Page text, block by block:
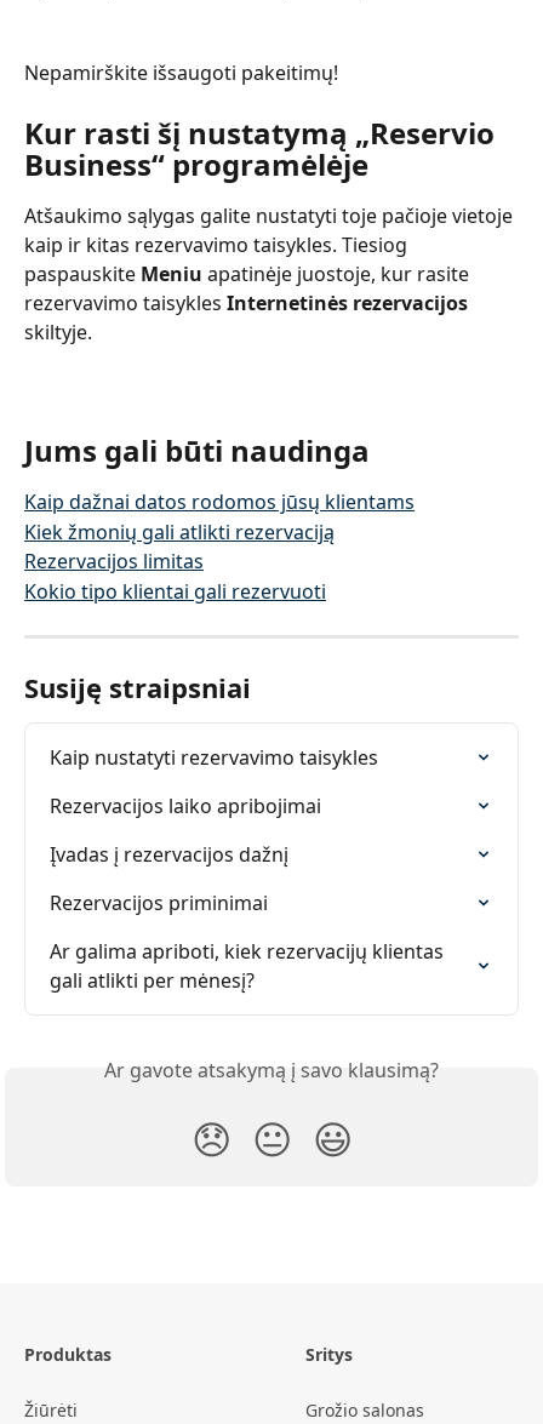
Nepamirškite išsaugoti pakeitimų!
Kur rasti šį nustatymą „Reservio
Business“ programėlėje
Atšaukimo sąlygas galite nustatyti toje pačioje vietoje
kaip ir kitas rezervavimo taisykles. Tiesiog
paspauskite Meniu apatinėje juostoje, kur rasite
rezervavimo taisykles Internetinės rezervacijos
skiltyje.
Jums gali būti naudinga
Kaip dažnai datos rodomos jūsų klientams
Kiek žmonių gali atlikti rezervaciją
Rezervacijos limitas
Kokio tipo klientai gali rezervuoti
Susiję straipsniai
Kaip nustatyti rezervavimo taisykles
Rezervacijos laiko apribojimai
Įvadas į rezervacijos dažnį
Rezervacijos priminimai
Ar galima apriboti, kiek rezervacijų klientas
gali atlikti per mėnesį?
Ar gavote atsakymą į savo klausimą?
😞 😐 😃
Produktas
Žiūrėti
Sritys
Grožio salonas